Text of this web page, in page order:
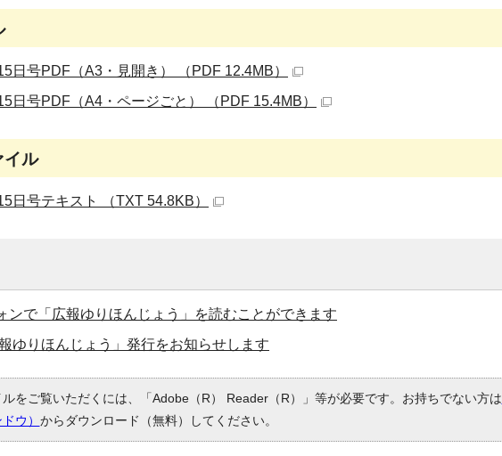
日号PDF（A3・見開き） （PDF 12.4MB）
日号PDF（A4・ページごと） （PDF 15.4MB）
イル
日号テキスト （TXT 54.8KB）
ンで「広報ゆりほんじょう」を読むことができます
ゆりほんじょう」発行をお知らせします
をご覧いただくには、「Adobe（R） Reader（R）」等が必要です。お持ちでない方は
ウ） からダウンロード（無料）してください。